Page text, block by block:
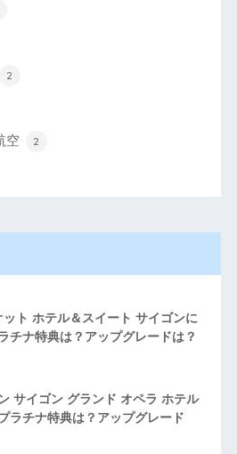
2
空 2
ト ホテル＆スイート サイゴンに
チナ特典は？アップグレードは？
サイゴン グランド オペラ ホテル
ラチナ特典は？アップグレード